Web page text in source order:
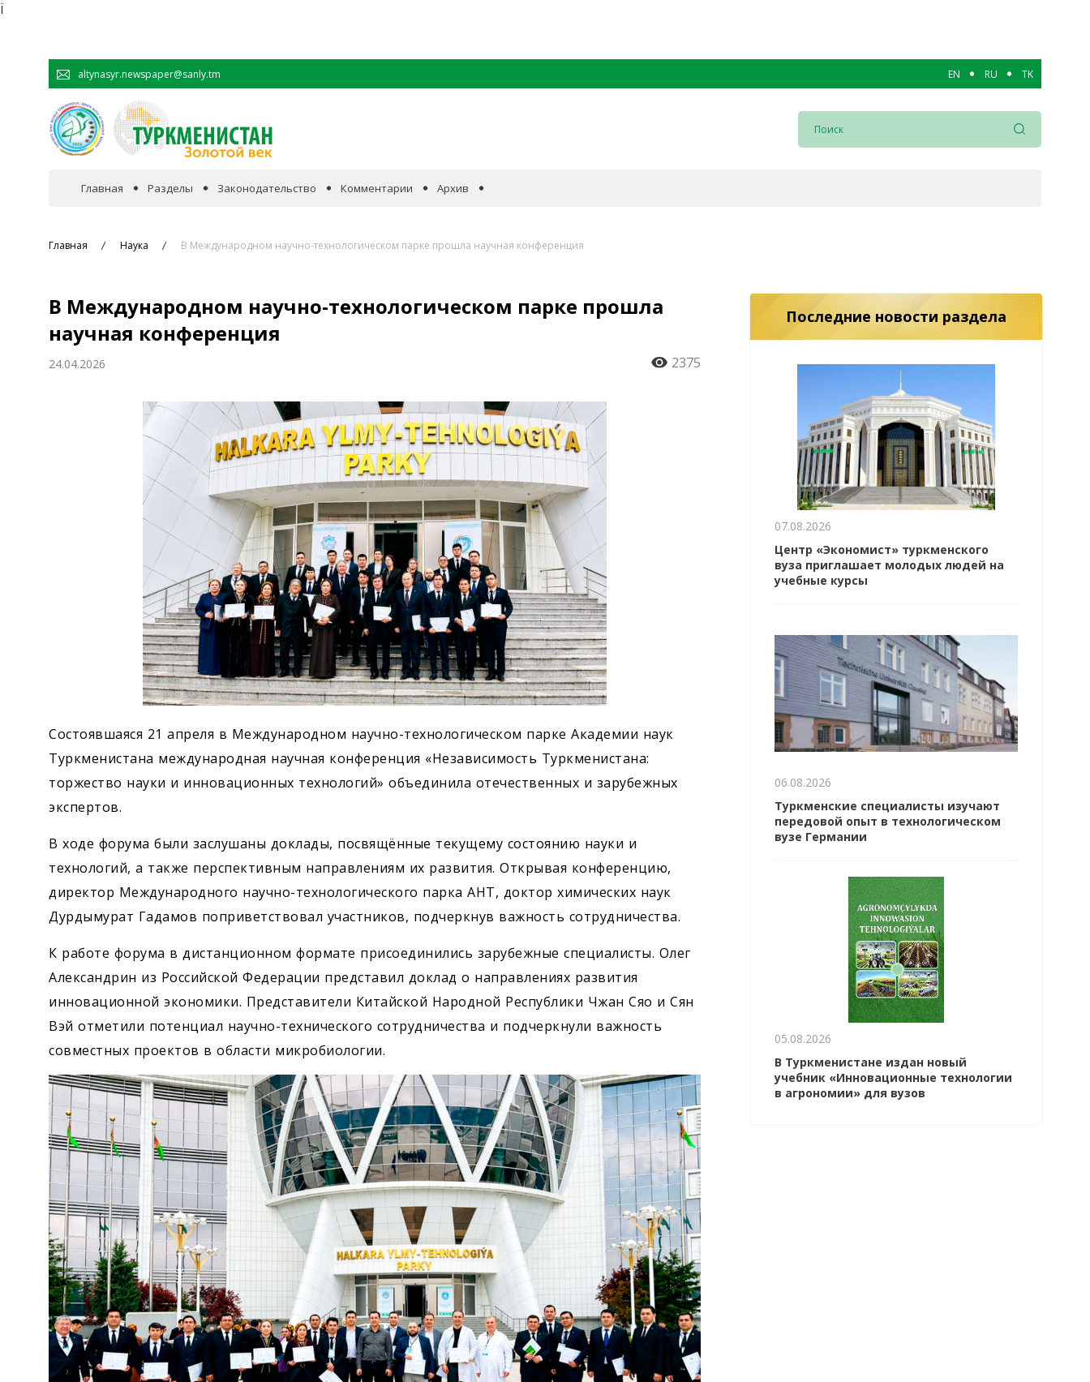
Ï
altynasyr.newspaper@sanly.tm EN RU TK
Главная Разделы
Сотрудничество
Общество
Культура
Наука
Спорт
Законодательство Комментарии Архив
Главная Наука В Международном научно-технологическом парке прошла научная конференция
В Международном научно-технологическом парке прошла
научная конференция
24.04.2026 2375
Состоявшаяся 21 апреля в Международном научно-технологическом парке Академии наук
Туркменистана международная научная конференция «Независимость Туркменистана:
торжество науки и инновационных технологий» объединила отечественных и зарубежных
экспертов.
В ходе форума были заслушаны доклады, посвящённые текущему состоянию науки и
технологий, а также перспективным направлениям их развития. Открывая конференцию,
директор Международного научно-технологического парка АНТ, доктор химических наук
Дурдымурат Гадамов поприветствовал участников, подчеркнув важность сотрудничества.
К работе форума в дистанционном формате присоединились зарубежные специалисты. Олег
Александрин из Российской Федерации представил доклад о направлениях развития
инновационной экономики. Представители Китайской Народной Республики Чжан Сяо и Сян
Вэй отметили потенциал научно-технического сотрудничества и подчеркнули важность
совместных проектов в области микробиологии.
Последние новости раздела
07.08.2026
Центр «Экономист» туркменского
вуза приглашает молодых людей на
учебные курсы
06.08.2026
Туркменские специалисты изучают
передовой опыт в технологическом
вузе Германии
05.08.2026
В Туркменистане издан новый
учебник «Инновационные технологии
в агрономии» для вузов